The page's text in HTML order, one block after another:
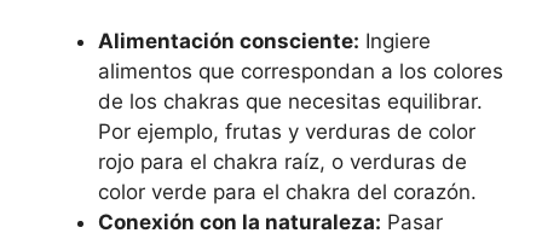
Alimentación consciente: Ingiere
alimentos que correspondan a los colores
de los chakras que necesitas equilibrar.
Por ejemplo, frutas y verduras de color
rojo para el chakra raíz, o verduras de
color verde para el chakra del corazón.
Conexión con la naturaleza: Pasar